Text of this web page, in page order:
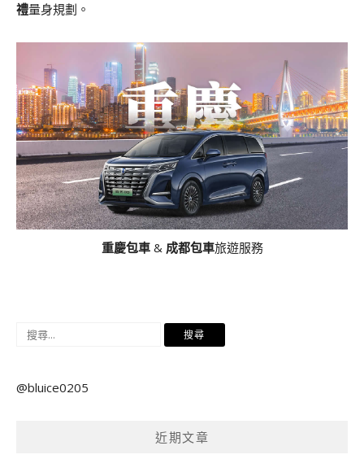
禮量身規劃。
重慶包車& 成都包車旅遊服務
搜
鍵
@bluice0205
近期文章